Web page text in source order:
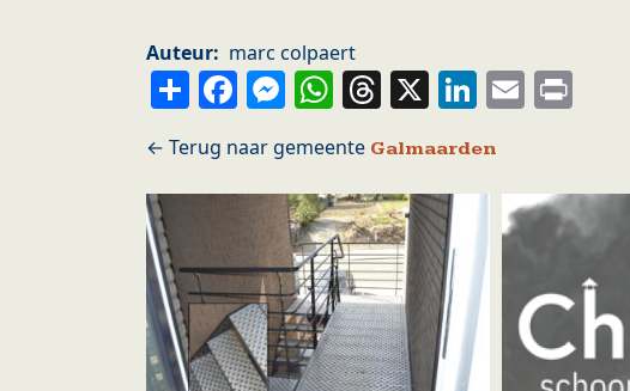
Auteur marc colpaert
ShareFacebook
Messenger
WhatsApp
Threads
X LinkedIn
Email
Galmaarden